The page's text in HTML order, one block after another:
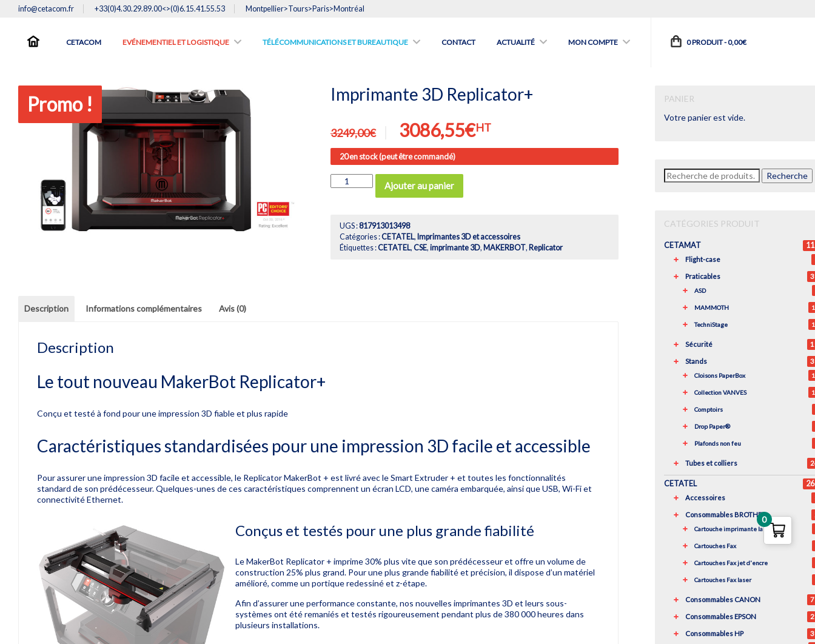
info@cetacom.fr +33(0)4.30.29.89.00<>(0)6.15.41.55.53 Montpellier>Tours>Paris>Montréal
CETACOM EVÉNEMENTIEL ET LOGISTIQUE TÉLÉCOMMUNICATIONS ET BUREAUTIQUE CONTACT ACTUALITÉ MON COMPTE 0 PRODUIT -0,00€
Promo ! Imprimante 3D Replicator+
3249,00€
Le
prix
initial
était :
3249,00€.
3086,55€Le
prix
actuel
HT
20 en stock (peut être commandé)
quantité
de
Replicator+
Ajouter au panier
UGS :817913013498
Catégories :CETATEL, Imprimantes 3D et accessoires
Étiquettes :CETATEL, CSE, imprimante 3D, MAKERBOT, Replicator
Description Informations complémentaires Avis (0)
Description
Le tout nouveau MakerBot Replicator+
Conçu et testé à fond pour une impression 3D fiable et plus rapide
Caractéristiques standardisées pour une impression 3D facile et accessible
Pour assurer une impression 3D facile et accessible, le Replicator MakerBot + est livré avec le Smart Extruder + et toutes les fonctionnalités
standard de son prédécesseur.Quelques-unes de ces caractéristiques comprennent un écran LCD, une caméra embarquée, ainsi que USB, Wi-Fi et
connectivité Ethernet.
Conçus et testés pour une plus grande fiabilité
Le MakerBot Replicator + imprime 30% plus vite que son prédécesseur et offre un volume de
construction 25% plus grand. Pour une plus grande fiabilité et précision, il dispose d’un matériel
amélioré, comme un portique redessiné et z-étape.
Afin d’assurer une performance constante, nos nouvelles imprimantes 3D et leurs sous-
systèmes ont été remaniés et testés rigoureusement pendant plus de 380 000 heures dans
plusieurs installations.
PANIER
Votre panier est vide.
Recherche
pour :
Recherche
CATÉGORIES PRODUIT
CETAMAT
Flight-case
Praticables
ASD
MAMMOTH
TechniStage
Sécurité
Stands
Cloisons PaperBox
Collection VANVES
Comptoirs
Drop Paper®
Plafonds non feu
Tubes et colliers
CETATEL
Accessoires
Consommables BROTHER
Cartouche imprimante laser
Cartouches Fax
Cartouches Fax jet d'encre
Cartouches Fax laser
Consommables CANON
Consommables EPSON
Consommables HP
0